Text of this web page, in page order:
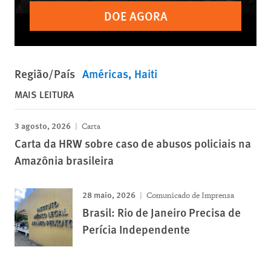
DOE AGORA
Região/País Américas Haiti
MAIS LEITURA
3 agosto, 2026 Carta
Carta da HRW sobre caso de abusos policiais na
Amazônia brasileira
28 maio, 2026 Comunicado de Imprensa
Brasil: Rio de Janeiro Precisa de
Perícia Independente